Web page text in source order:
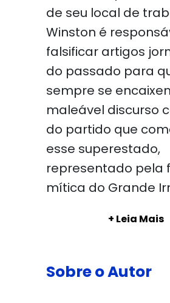
de seu local de
Winston é
falsificar artigos
do passado para
sempre se
maleável discurso
do partido que
esse superestado,
representado pela
mítica do Grande
+ Leia Mais
Sobre o Autor